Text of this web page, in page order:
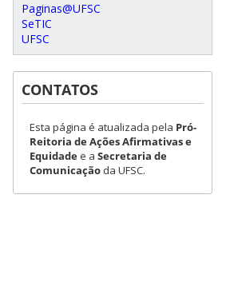
Paginas@UFSC
SeTIC
UFSC
CONTATOS
Esta página é atualizada pela Pró-
Reitoria de Ações Afirmativas e
Equidadee a Secretaria de
Comunicaçãoda UFSC.